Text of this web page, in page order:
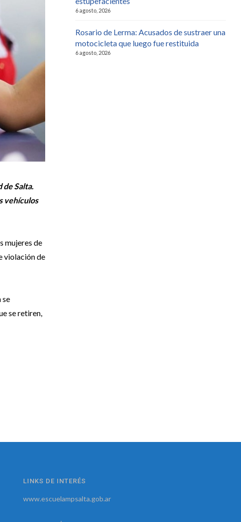
de Salta.
vehículos
mujeres de
violación de
se
se retiren,
6 agosto, 2026
Rosario de Lerma: Acusados de sustraer una
motocicleta que luego fue restituida
6 agosto, 2026
LINKS DE INTERÉS
www.escuelampsalta.gob.ar